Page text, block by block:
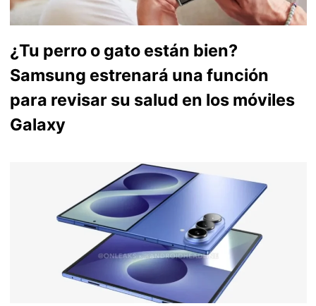
¿Tu perro o gato están bien?
Samsung estrenará una función
para revisar su salud en los móviles
Galaxy